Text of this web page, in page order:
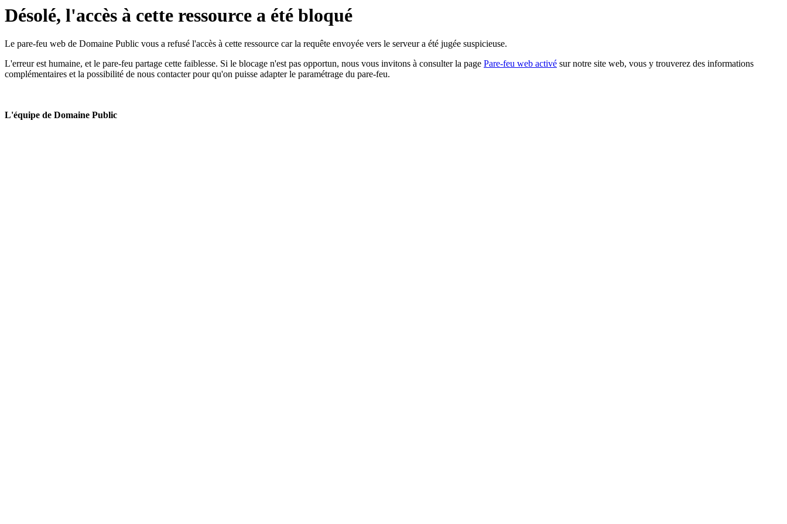
Désolé, l'accès à cette ressource a été bloqué
Le pare-feu web de Domaine Public vous a refusé l'accès à cette ressource car la requête envoyée vers le serveur a été jugée suspicieuse.
L'erreur est humaine, et le pare-feu partage cette faiblesse. Si le blocage n'est pas opportun, nous vous invitons à consulter la page Pare-feu web activé sur notre site web, vous y trouverez des informations
complémentaires et la possibilité de nous contacter pour qu'on puisse adapter le paramétrage du pare-feu.
L'équipe de Domaine Public